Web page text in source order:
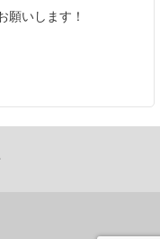
願いします！